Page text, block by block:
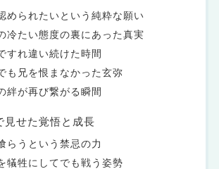
められたいという純粋な願い
冷たい態度の裏にあった真実
すれ違い続けた時間
も兄を恨まなかった玄弥
絆が再び繋がる瞬間
見せた覚悟と成長
らうという禁忌の力
犠牲にしてでも戦う姿勢